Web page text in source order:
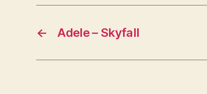
← Adele – Skyfall